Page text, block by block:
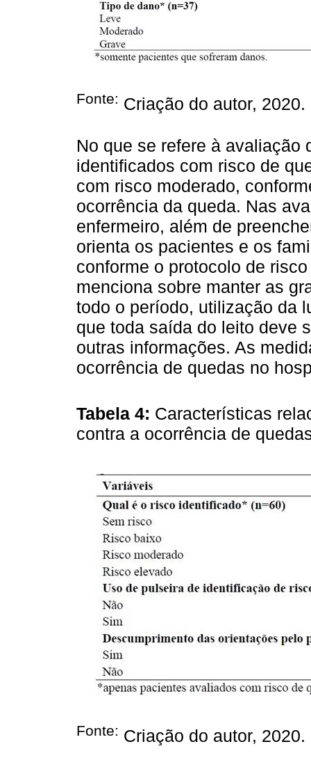
Fonte: Criação do autor, 2020.
No que se refere à avaliação
identificados com risco de
com risco moderado,
ocorrência da queda. Nas
enfermeiro, além de
orienta os pacientes e os
conforme o protocolo de
menciona sobre manter as
todo o período, utilização da
que toda saída do leito deve
outras informações. As
ocorrência de quedas no
Tabela 4: Características
contra a ocorrência de
Fonte: Criação do autor, 2020.